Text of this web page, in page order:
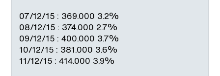
07/12/15 : 369.000 3.2%
08/12/15 : 374.000 2.7%
09/12/15 : 400.000 3.7%
10/12/15 : 381.000 3.6%
11/12/15 : 414.000 3.9%